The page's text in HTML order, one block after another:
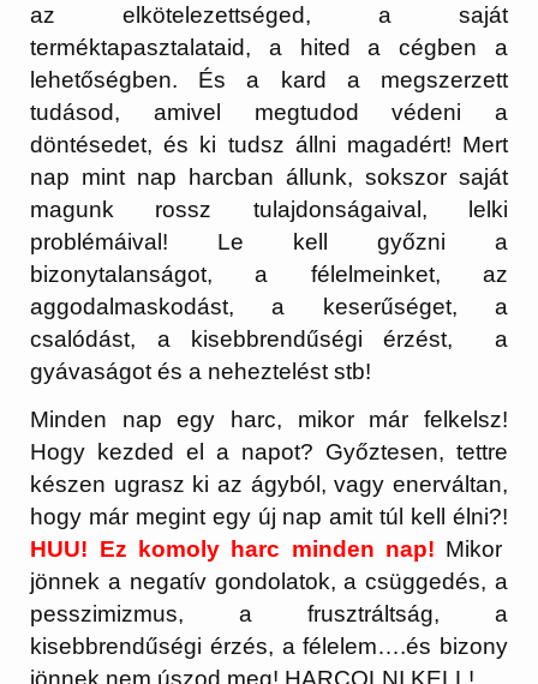
az elkötelezettséged, a saját
terméktapasztalataid, a hited a cégben a
lehetőségben. És a kard a megszerzett
tudásod, amivel megtudod védeni a
döntésedet, és ki tudsz állni magadért! Mert
nap mint nap harcban állunk, sokszor saját
magunk rossz tulajdonságaival, lelki
problémáival! Le kell győzni a
bizonytalanságot, a félelmeinket, az
aggodalmaskodást, a keserűséget, a
csalódást, a kisebbrendűségi érzést, a
gyávaságot és a neheztelést stb!
Minden nap egy harc, mikor már felkelsz!
Hogy kezded el a napot? Győztesen, tettre
készen ugrasz ki az ágyból, vagy enerváltan,
hogy már megint egy új nap amit túl kell élni?!
HUU! Ez komoly harc minden nap! Mikor
jönnek a negatív gondolatok, a csüggedés, a
pesszimizmus, a frusztráltság, a
kisebbrendűségi érzés, a félelem….és bizony
jönnek nem úszod meg! HARCOLNI KELL!